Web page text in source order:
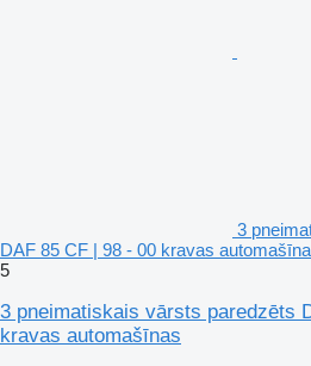
3
DAF 85 CF | 98 - 00 kravas
5
3 pneimatiskais vārsts paredzēts
kravas automašīnas